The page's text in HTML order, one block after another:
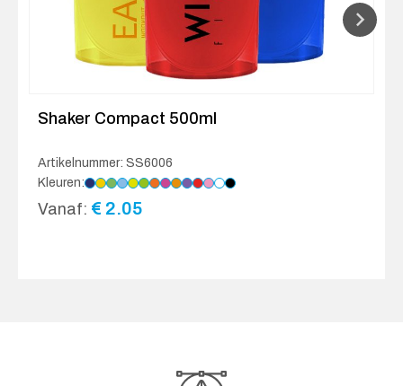
Shaker Compact 500ml
Artikelnummer: SS6006
Kleuren:
Vanaf: € 2.05